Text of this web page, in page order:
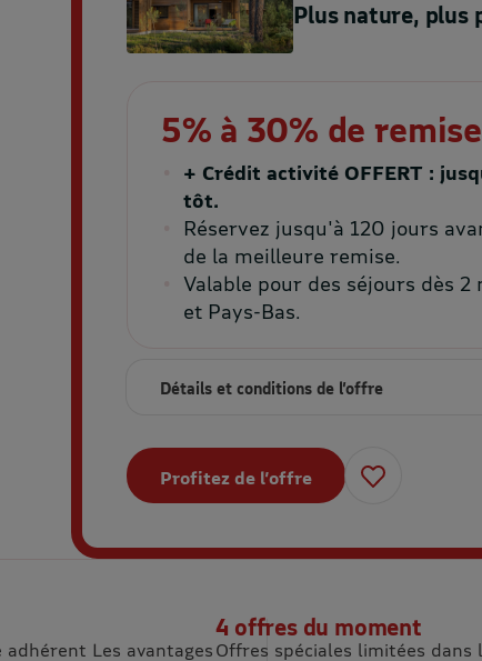
Plus nature, plus
5% à 30% de remise
+ Crédit activité OFFERT :
tôt.
Réservez jusqu'à 120 jours
de la meilleure remise.
Valable pour des séjours dès
et Pays-Bas.
Détails et conditions de l’offre
Profitez de l’offre
Les avantages
4 offres du moment
Offres spéciales limitées dans